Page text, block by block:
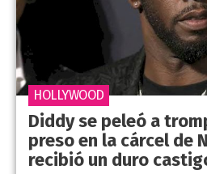
Diddy se peleó a
preso en la cárcel de
recibió un duro
HOLLYWOOD